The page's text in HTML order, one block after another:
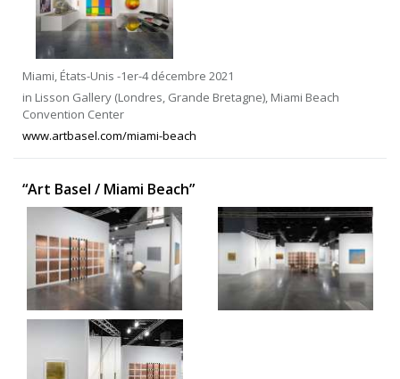
Miami, États-Unis -1er-4 décembre 2021
in Lisson Gallery (Londres, Grande Bretagne), Miami Beach
Convention Center
www.artbasel.com/miami-beach
“Art Basel / Miami Beach”